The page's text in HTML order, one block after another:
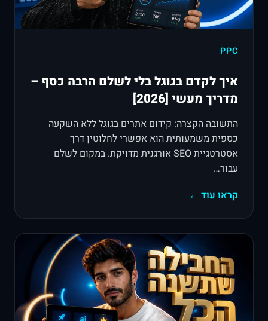
PPC
איך לקדם בגוגל בלי לשלם הרבה כסף –
מדריך מעשי [2026]
התשובה הקצרה: קידום אתרים בגוגל ללא השקעה
כספית משמעותית הוא אפשרי לחלוטין דרך
אסטרטגיית SEO אורגנית מדויקת. במקום לשלם
עבור…
קראו עוד ←